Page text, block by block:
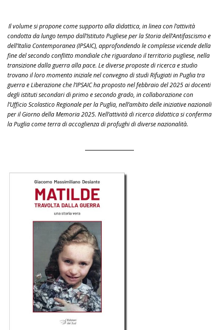
Il volume si propone come supporto alla didattica, in linea con l’attività
condotta da lungo tempo dall’Istituto Pugliese per la Storia dell’Antifascismo e
dell’Italia Contemporanea (IPSAIC), approfondendo le complesse vicende della
fine del secondo conflitto mondiale che riguardano il territorio pugliese, nella
transizione dalla guerra alla pace. Le diverse proposte di ricerca e studio
trovano il loro momento iniziale nel convegno di studi Rifugiati in Puglia tra
guerra e Liberazione che l’IPSAIC ha proposto nel febbraio del 2025 ai docenti
degli istituti secondari di primo e secondo grado, in collaborazione con
l’Ufficio Scolastico Regionale per la Puglia, nell’ambito delle iniziative nazionali
per il Giorno della Memoria 2025. Nell’attività di ricerca didattica si conferma
la Puglia come terra di accoglienza di profughi di diverse nazionalità.